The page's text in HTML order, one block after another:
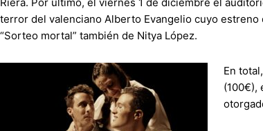
terror del valenciano Alberto Evangelio cuyo estreno
“Sorteo mortal” también de Nitya López.
En
(100€),